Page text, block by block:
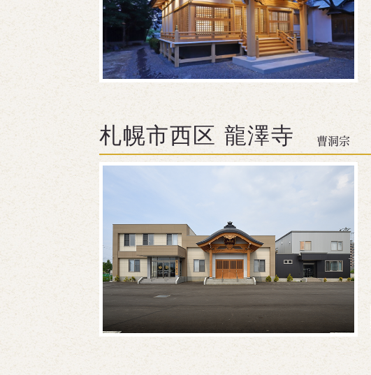
札幌市西区 龍澤寺 曹洞宗